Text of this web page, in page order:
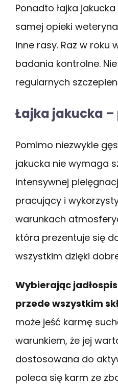
Ponadto łajka
samej opieki
inne rasy. Raz w roku
badania kontrolne.
regularnych
Łajka jakucka
Pomimo niezwykle
jakucka nie wymaga
intensywnej
pracujący i
warunkach
która prezentuje się
wszystkim dzięki
Wybierając
przede wszystkim
może jeść karmę
warunkiem, że jej
dostosowana do
poleca się karm ze